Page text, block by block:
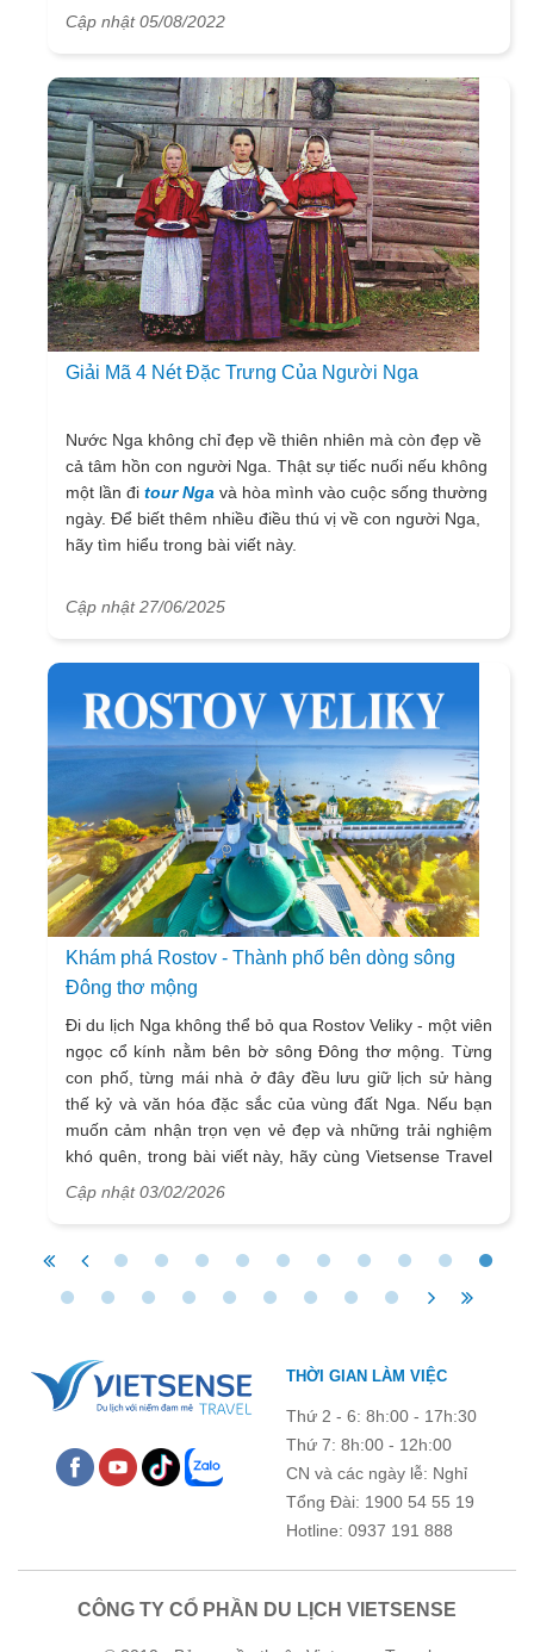
Cập nhật 05/08/2022
Giải Mã 4 Nét Đặc Trưng Của Người Nga
Nước Nga không chỉ đẹp về thiên nhiên mà còn đẹp về
cả tâm hồn con người Nga. Thật sự tiếc nuối nếu không
một lần đi tour Nga và hòa mình vào cuộc sống thường
ngày. Để biết thêm nhiều điều thú vị về con người Nga,
hãy tìm hiểu trong bài viết này.
Cập nhật 27/06/2025
Khám phá Rostov - Thành phố bên dòng sông
Đông thơ mộng
Đi du lịch Nga không thể bỏ qua Rostov Veliky - một viên
ngọc cổ kính nằm bên bờ sông Đông thơ mộng. Từng
con phố, từng mái nhà ở đây đều lưu giữ lịch sử hàng
thế kỷ và văn hóa đặc sắc của vùng đất Nga. Nếu bạn
muốn cảm nhận trọn vẹn vẻ đẹp và những trải nghiệm
khó quên, trong bài viết này, hãy cùng Vietsense Travel
tìm hiểu Rostov Veliky và lên kế hoạch cho chuyến
Cập nhật 03/02/2026
THỜI GIAN LÀM VIỆC
Thứ 2 - 6: 8h:00 - 17h:30
Thứ 7: 8h:00 - 12h:00
CN và các ngày lễ: Nghỉ
Tổng Đài: 1900 54 55 19
Hotline: 0937 191 888
CÔNG TY CỔ PHẦN DU LỊCH VIETSENSE